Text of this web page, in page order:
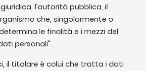
l'autorità pubblica, il
che, singolarmente o
le finalità e i mezzi del
personali".
il titolare è colui che tratta i dati